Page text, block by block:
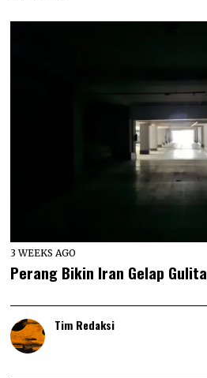
3 WEEKS AGO
Perang Bikin Iran Gelap Gulita
Tim Redaksi